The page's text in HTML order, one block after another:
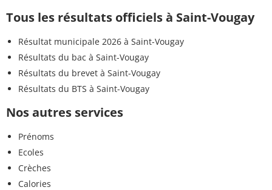
Tous les résultats officiels à Saint-Vougay
Résultat municipale 2026 à Saint-Vougay
Résultats du bac à Saint-Vougay
Résultats du brevet à Saint-Vougay
Résultats du BTS à Saint-Vougay
Nos autres services
Prénoms
Ecoles
Crèches
Calories